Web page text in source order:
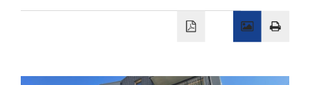
główna
prawne
O